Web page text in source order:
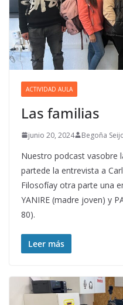
ACTIVIDAD AULA
Las familias
junio 20, 2024 Begoña
Nuestro podcast vasobre
partede la entrevista a
Filosofíay otra parte una
YANIRE (madre joven) y
80).
Leer más